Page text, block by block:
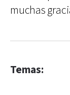
muchas
Temas: